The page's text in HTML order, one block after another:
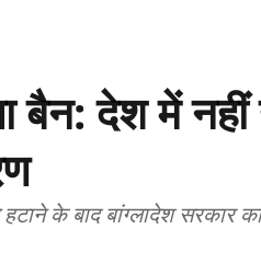
बैन: देश में